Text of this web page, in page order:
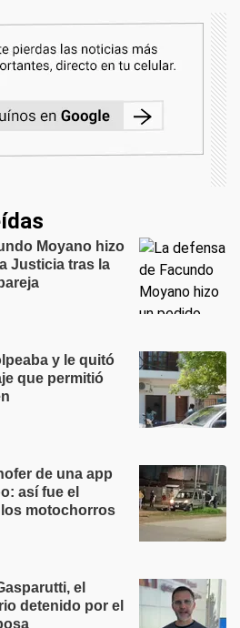
Moyano hizo
Justicia tras la
y le quitó
que permitió
de una app
así fue el
motochorros
el
detenido por el